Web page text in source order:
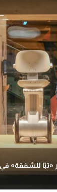
«تبًا للشفقة»